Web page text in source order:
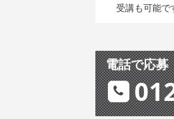
受講も可能で
電話で応募